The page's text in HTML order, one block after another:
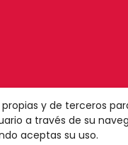
y de terceros
a través de su
aceptas su uso.